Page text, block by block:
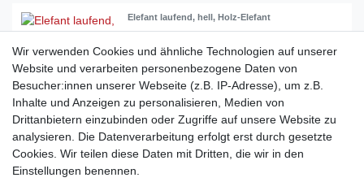
Elefant laufend, hell, Holz-Elefant
12,90 € *
In den Warenkorb
1 2 3
Wir verwenden Cookies und ähnliche Technologien auf unserer
Website und verarbeiten personenbezogene Daten von
Besucher:innen unserer Webseite (z.B. IP-Adresse), um z.B.
Inhalte und Anzeigen zu personalisieren, Medien von
Drittanbietern einzubinden oder Zugriffe auf unsere Website zu
analysieren. Die Datenverarbeitung erfolgt erst durch gesetzte
Cookies. Wir teilen diese Daten mit Dritten, die wir in den
Einstellungen benennen.